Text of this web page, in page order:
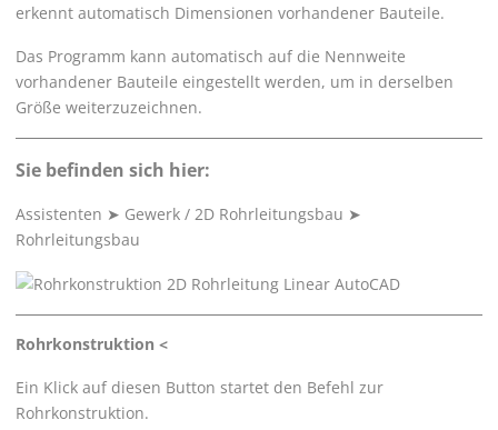
erkennt automatisch Dimensionen vorhandener Bauteile.
Das Programm kann automatisch auf die Nennweite
vorhandener Bauteile eingestellt werden, um in derselben
Größe weiterzuzeichnen.
Sie befinden sich hier:
Assistenten ➤ Gewerk / 2D Rohrleitungsbau ➤
Rohrleitungsbau
Rohrkonstruktion <
Ein Klick auf diesen Button startet den Befehl zur
Rohrkonstruktion.